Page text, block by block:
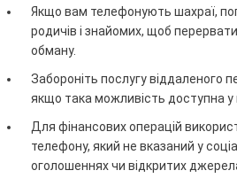
Якщо вам телефонують шахраї,
родичів і знайомих, щоб
обману.
Забороніть послугу віддаленого
якщо така можливість доступна
Для фінансових операцій
телефону, який не вказаний у
оголошеннях чи відкритих